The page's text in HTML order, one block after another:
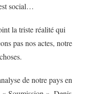
social…
la triste réalité qui
pas nos actes, notre
de notre pays en